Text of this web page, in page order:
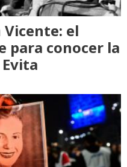
Vicente: el
para conocer la